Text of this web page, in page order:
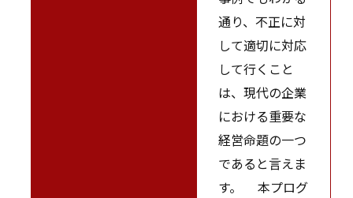
通り、不正に対
して適切に対応
して行くこと
は、現代の企業
における重要な
経営命題の一つ
であると言えま
す。 本プログ